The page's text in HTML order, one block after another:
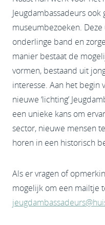
Jeugdambassadeurs ook
museumbezoeken.
onderlinge band en
manier bestaat de
vormen, bestaand uit
interesse. Aan het begin
nieuwe ‘lichting’
een unieke kans om
sector, nieuwe mensen
horen in een historisch
Als er vragen of
mogelijk om een mailtje